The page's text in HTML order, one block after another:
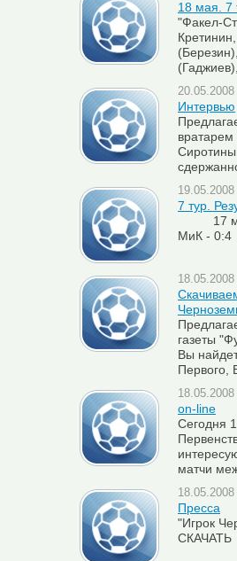
18 мая. 7
"Факел-
Интервью
7 тур.
17 мая
МиК -
газеты
Вы
Первого,
on-line
Сегодня
матчи
Пресса
"Игрок
СКАЧАТЬ